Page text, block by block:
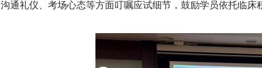
沟通礼仪、考场心态等方面叮嘱应试细节，鼓励学员依托临床